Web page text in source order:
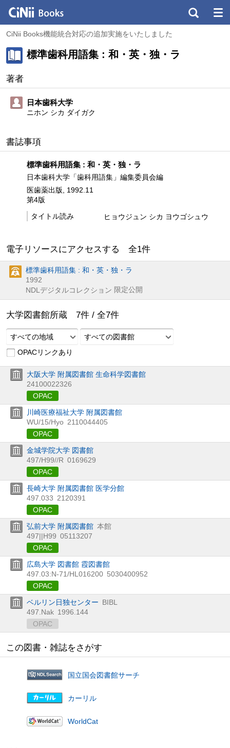
CiNii Books機能統合対応の追加実施をいたしました
標準歯科用語集 : 和・英・独・ラ
著者
日本歯科大学
ニホン シカ ダイガク
書誌事項
標準歯科用語集 : 和・英・独・ラ
日本歯科大学「歯科用語集」編集委員会編
医歯薬出版, 1992.11
第4版
タイトル読み
ヒョウジュン シカ ヨウゴシュウ
電子リソースにアクセスする 全1件
標準歯科用語集 : 和・英・独・ラ
1992
NDLデジタルコレクション 限定公開
大学図書館所蔵 7件 / 全7件
すべての地域
すべての図書館
OPACリンクあり
大阪大学 附属図書館 生命科学図書館
24100022326
OPAC
川崎医療福祉大学 附属図書館
WU/15/Hyo 2110044405
OPAC
金城学院大学 図書館
497/H99//R 0169629
OPAC
長崎大学 附属図書館 医学分館
497.033 2120391
OPAC
弘前大学 附属図書館 本館
497||H99 05113207
OPAC
広島大学 図書館 霞図書館
497.03:N-71/HL016200 5030400952
OPAC
ベルリン日独センター BIBL
497.Nak 1996.144
OPAC
この図書・雑誌をさがす
国立国会図書館サーチ
カーリル
WorldCat